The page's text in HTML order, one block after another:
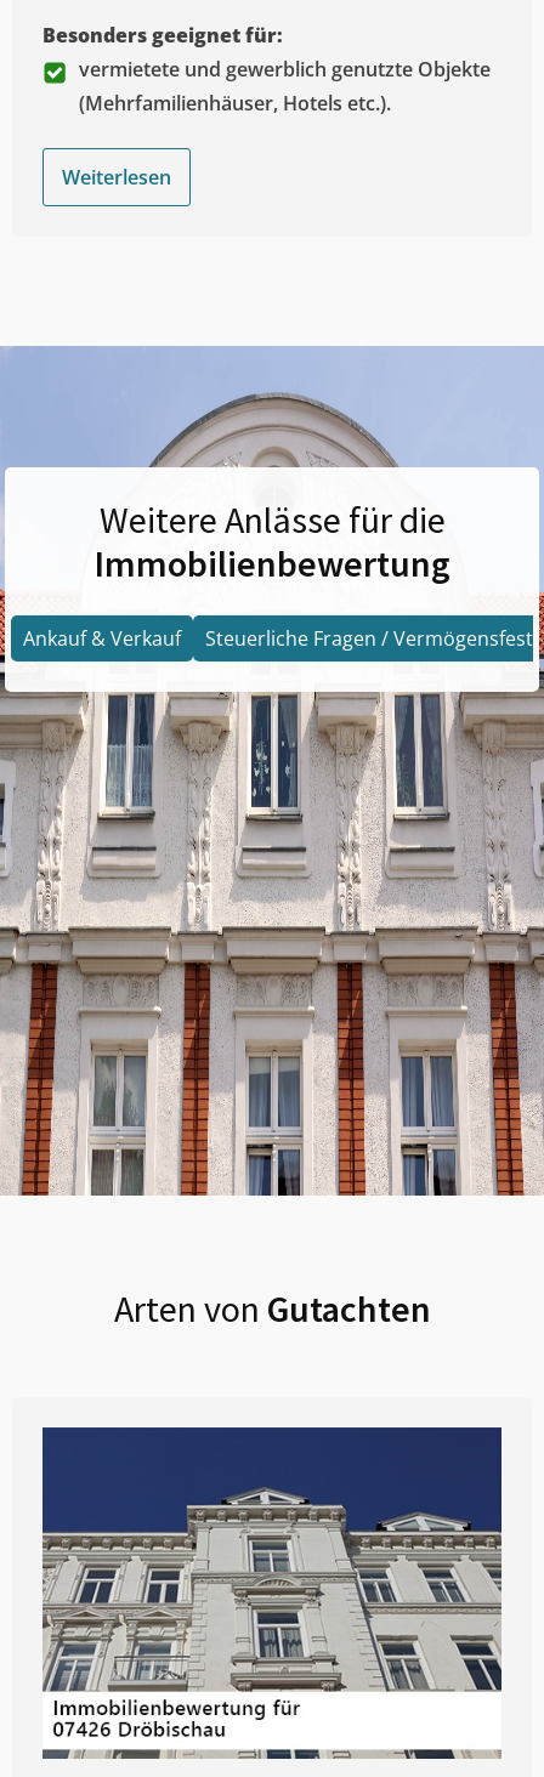
Besonders geeignet für:
vermietete und gewerblich genutzte Objekte
(Mehrfamilienhäuser, Hotels etc.).
Weiterlesen
Weitere Anlässe für die
Immobilienbewertung
Ankauf & Verkauf Steuerliche Fragen /
Arten von Gutachten